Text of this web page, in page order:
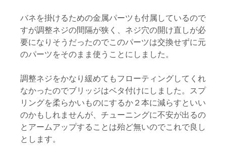
バネを掛けるための金属パーツも付属しているので
すが調整ネジの間隔が狭く、ネジ穴の開け直しが必
要になりそうだったのでこのパーツは交換せずに元
のパーツをそのまま使うことにしました。
調整ネジをかなり緩めてもフローティングしてくれ
なかったのでブリッジはベタ付けにしました。スプ
リングを柔らかいものにするか２本に減らすといい
のかもしれませんが、チューニングに不安が出るの
とアームアップすることは殆ど無いのでこれで良し
とします。